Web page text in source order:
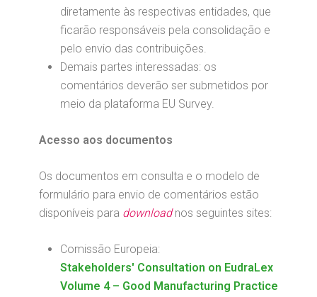
diretamente às respectivas entidades, que
ficarão responsáveis pela consolidação e
pelo envio das contribuições.
Demais partes interessadas: os
comentários deverão ser submetidos por
meio da plataforma EU Survey.
Acesso aos documentos
Os documentos em consulta e o modelo de
formulário para envio de comentários estão
disponíveis para downloadnos seguintes sites:
Comissão Europeia:
Stakeholders' Consultation on EudraLex
Volume 4 – Good Manufacturing Practice